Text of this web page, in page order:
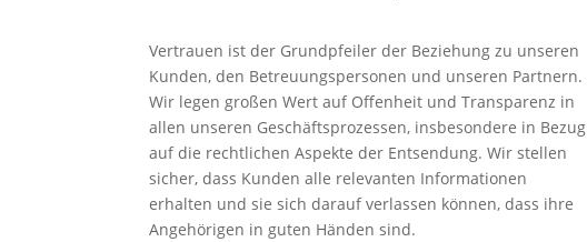
Vertrauen ist der Grundpfeiler der Beziehung zu unseren
Kunden, den Betreuungspersonen und unseren Partnern.
Wir legen großen Wert auf Offenheit und Transparenz in
allen unseren Geschäftsprozessen, insbesondere in Bezug
auf die rechtlichen Aspekte der Entsendung. Wir stellen
sicher, dass Kunden alle relevanten Informationen
erhalten und sie sich darauf verlassen können, dass ihre
Angehörigen in guten Händen sind.